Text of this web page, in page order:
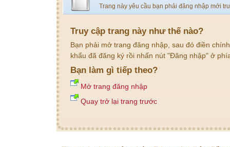
Trang này yêu cầu bạn phải đăng nhập mới
Truy cập trang này như thế nào?
Bạn phải mở trang đăng nhập, sau đó điền
khẩu đã đăng ký rồi nhấn nút "Đăng nhập" ở
Bạn làm gì tiếp theo?
Mở trang đăng nhập
Quay trở lại trang trước